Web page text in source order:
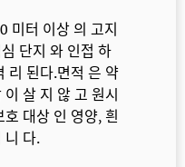
터 이상 의 고지
단지 와 인접 하
리 된다.면적 은 약
살 지 않 고 원시
대상 인 영양, 흰
니 다.